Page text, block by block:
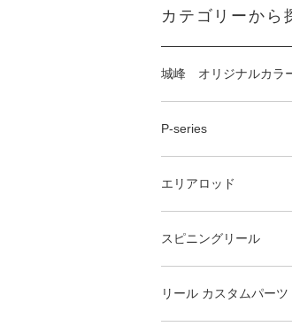
カテゴリーから
城峰 オリジナルカラ
P-series
エリアロッド
スピニングリール
リール カスタムパーツ